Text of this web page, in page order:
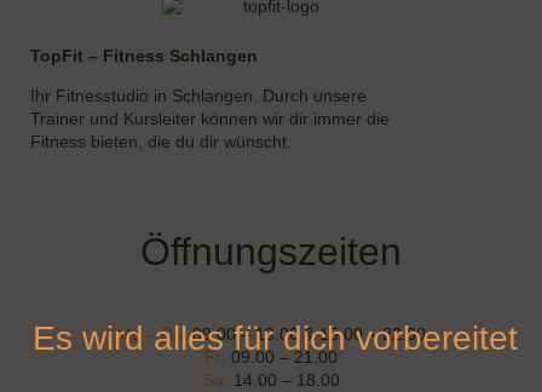
Es wird alles für dich vorbereitet
TopFit – Fitness Schlangen
Ihr Fitnesstudio in Schlangen. Durch unsere
Trainer und Kursleiter können wir dir immer die
Fitness bieten, die du dir wünscht.
Öffnungszeiten
Mo – Do: 09.00 – 13.00 & 15.00 – 22.00
Fr: 09.00 – 21.00
Sa: 14.00 – 18.00